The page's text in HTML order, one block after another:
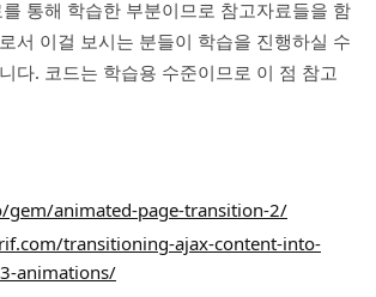
통해 학습한 부분이므로 참고자료들을 함
서 이걸 보시는 분들이 학습을 진행하실 수
다. 코드는 학습용 수준이므로 이 점 참고
gem/animated-page-transition-2/
transitioning-ajax-content-into-
animations/